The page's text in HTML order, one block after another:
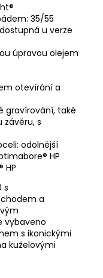
35/55
u verze
úpravou olejem
otevírání a
gravírování, také
závěru, s
odolnější
HP
HP
s
a
vybaveno
s ikonickými
kuželovými